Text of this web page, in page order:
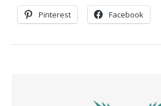
Pinterest Facebook